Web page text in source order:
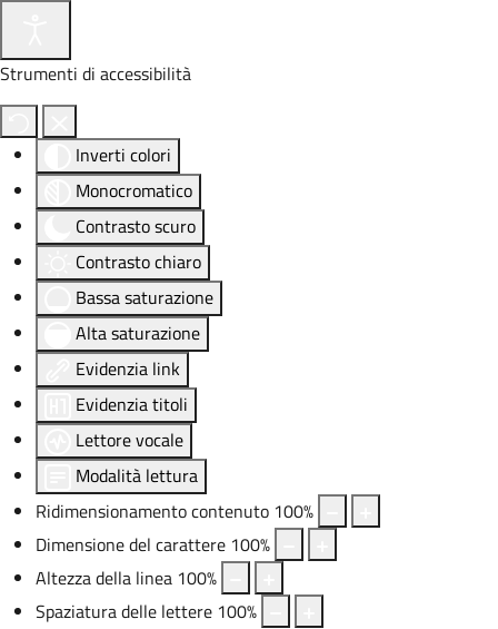
Strumenti di accessibilità
Inverti colori
Monocromatico
Contrasto scuro
Contrasto chiaro
Bassa saturazione
Alta saturazione
Evidenzia link
Evidenzia titoli
Lettore vocale
Modalità lettura
Ridimensionamento contenuto 100%
Dimensione del carattere 100%
Altezza della linea 100%
Spaziatura delle lettere 100%